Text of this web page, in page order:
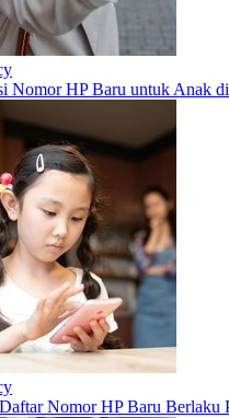
Nomor HP Baru untuk Anak
Nomor HP Baru Berlaku